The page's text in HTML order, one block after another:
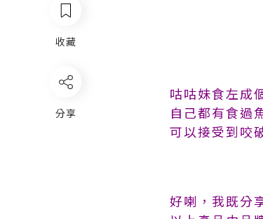
收藏
分享
咕咕妹食左成
自己都有食過
可以接受到咬
好喇，我既分